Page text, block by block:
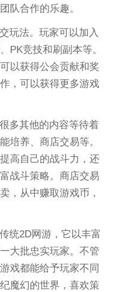
队合作的乐趣。
玩法。玩家可以加入
PK竞技和刷副本等。
以获得公会贡献和奖
，可以获得更多游戏
多其他的内容等待着
培养、商店交易等。
高自己的战斗力，还
战斗策略。商店交易
，从中赚取游戏币，
统2D网游，它以丰富
大批忠实玩家。不管
戏都能给予玩家不同
魔幻的世界，喜欢策